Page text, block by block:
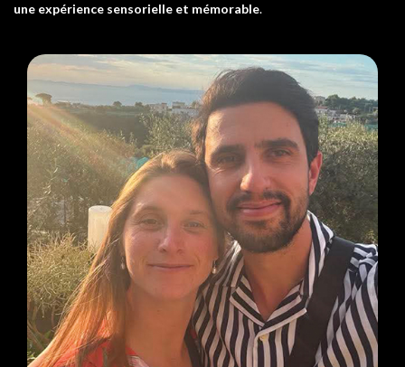
une expérience sensorielle et mémorable.